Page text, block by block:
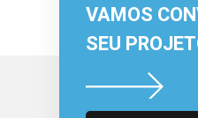
VAMOS
SEU